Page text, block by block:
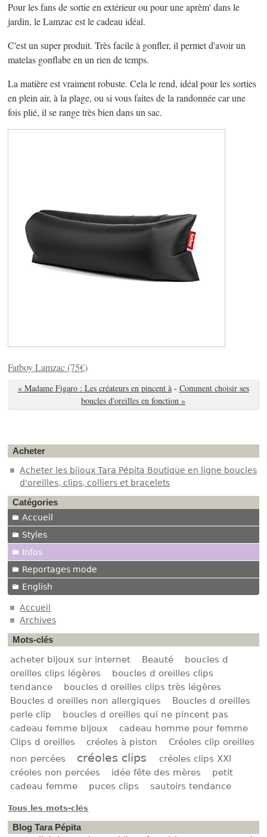
Pour les fans de sortie en extérieur ou pour une aprèm' dans le
jardin, le Lamzac est le cadeau idéal.
C'est un super produit. Très facile à gonfler, il permet d'avoir un
matelas gonflabe en un rien de temps.
La matière est vraiment robuste. Cela le rend, idéal pour les sorties
en plein air, à la plage, ou si vous faites de la randonnée car une
fois plié, il se range très bien dans un sac.
Fatboy Lamzac (75€)
« Madame Figaro : Les créateurs en pincent à - Comment choisir ses
boucles d'oreilles en fonction »
Acheter
Acheter les bijoux Tara Pépita Boutique en ligne boucles
d'oreilles, clips, colliers et bracelets
Catégories
Accueil
Styles
Infos
Reportages mode
English
Accueil
Archives
Mots-clés
acheter bijoux sur internet Beauté
boucles d
oreilles clips légères
boucles d oreilles clips
tendance
boucles d oreilles clips très légères
Boucles d oreilles non allergiques
Boucles d oreilles
perle clip
boucles d oreilles qui ne pincent pas
cadeau femme bijoux
cadeau homme pour femme
Clips d oreilles
créoles à piston
Créoles clip oreilles
non percées
créoles clips
créoles clips XXl
créoles non percées
idée fête des mères
petit
cadeau femme
puces clips sautoirs tendance
Tous les mots-clés
Blog Tara Pépita